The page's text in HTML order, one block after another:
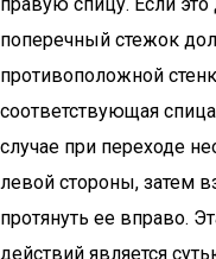
поперечный стежок
противоположной
соответствующая
случае при переходе
левой стороны, затем
протянуть ее вправо.
действий является